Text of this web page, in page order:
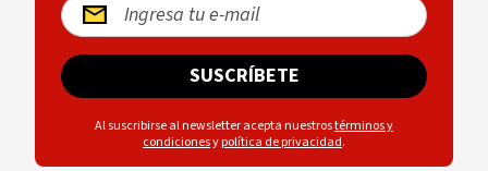
SUSCRÍBETE
Al suscribirse al newsletter acepta nuestrostérminos y
condicionesypolítica de privacidad.